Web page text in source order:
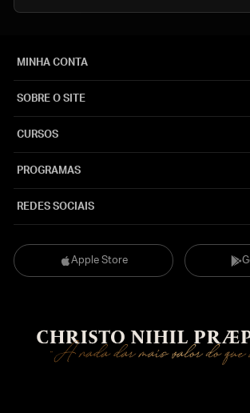
Apple Store
MINHA CONTA
SOBRE O SITE
CURSOS
PROGRAMAS
REDES SOCIAIS